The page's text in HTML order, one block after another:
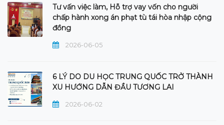
Tư vấn việc làm, Hỗ trợ vay vốn cho người
chấp hành xong án phạt tù tái hòa nhập cộng
đồng
2026-06-05
6 LÝ DO DU HỌC TRUNG QUỐC TRỞ THÀNH
XU HƯỚNG DẪN ĐẦU TƯƠNG LAI
2026-06-02